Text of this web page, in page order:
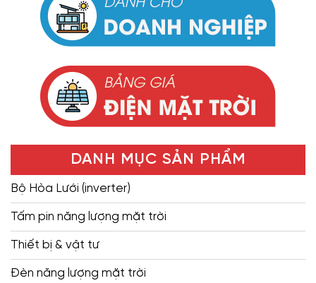
DANH MỤC SẢN PHẨM
Bộ Hòa Lưới (inverter)
Tấm pin năng lượng mặt trời
Thiết bị & vật tư
Đèn năng lượng mặt trời